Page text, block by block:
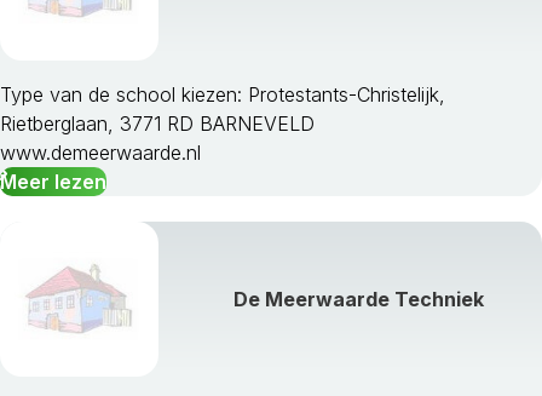
Millingen Aan De Rijn
Neerijnen
Nijkerk
Nijmegen
Nunspeet
Oude Ijsselstreek
Overbetuwe
Putten
Type van de school kiezen: Protestants-Christelijk,
Rietberglaan, 3771 RD BARNEVELD
www.demeerwaarde.nl
Meer lezen
De Meerwaarde Techniek